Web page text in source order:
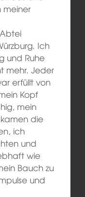
meiner
Ich
und Ruhe
mehr. Jeder
erfüllt von
Kopf
mein
die
ich
und
wie
Bauch zu
und